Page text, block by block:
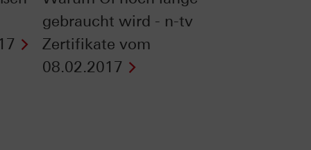
gebraucht wird - n-tv
Zertifikate vom
08.02.2017